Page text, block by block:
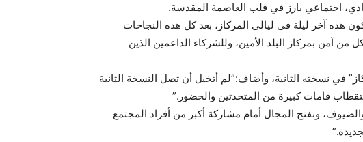
اجتماعي بارز في قلب العاصمة المقدسة.
هذه آخر ليلة في ليالي المركاز، بعد كل هذه النجاحات
من آمن بمركاز البلد الأمين، وللشركاء الداعمين الذين
في نسخته الثانية، وأضاف:”لم أتخيل أن تصل النسخة الثانية
قامات كبيرة من المتحدثين والحضور.”
ونفتح المجال أمام مشاركة أكبر من أفراد المجتمع